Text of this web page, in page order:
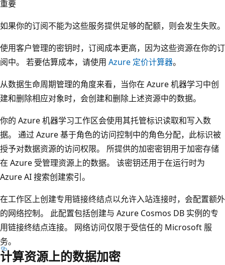
重要
如果你的订阅不能为这些服务提供足够的配额，则会发生失败。
使用客户管理的密钥时，订阅成本更高，因为这些资源在你的订
阅中。 若要估算成本，请使用 Azure 定价计算器。
从数据生命周期管理的角度来看，当你在 Azure 机器学习中创
建和删除相应对象时，会创建和删除上述资源中的数据。
你的 Azure 机器学习工作区会使用其托管标识读取和写入数
据。 通过 Azure 基于角色的访问控制中的角色分配，此标识被
授予对数据资源的访问权限。 所提供的加密密钥用于加密存储
在 Azure 受管理资源上的数据。 该密钥还用于在运行时为
Azure AI 搜索创建索引。
在工作区上创建专用链接终结点以允许入站连接时，会配置额外
的网络控制。 此配置包括创建与 Azure Cosmos DB 实例的专
用链接终结点连接。 网络访问仅限于受信任的 Microsoft 服
务。
计算资源上的数据加密